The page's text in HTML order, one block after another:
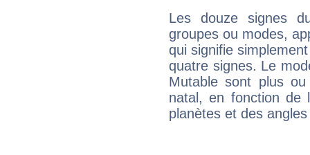
Les douze signes
groupes ou modes,
qui signifie
quatre signes. Le
Mutable sont plus
natal, en fonction de
planètes et des